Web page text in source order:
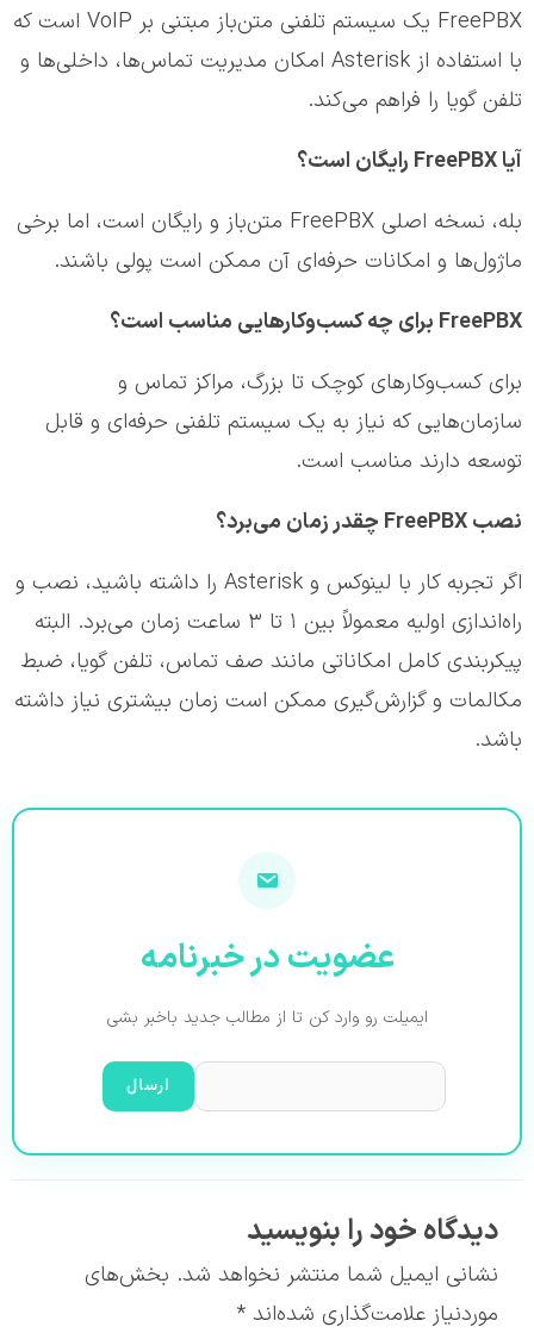
FreePBX یک سیستم تلفنی متن‌باز مبتنی بر VoIP است که
با استفاده از Asterisk امکان مدیریت تماس‌ها، داخلی‌ها و
تلفن گویا را فراهم می‌کند.
آیا FreePBX رایگان است؟
بله، نسخه اصلی FreePBX متن‌باز و رایگان است، اما برخی
ماژول‌ها و امکانات حرفه‌ای آن ممکن است پولی باشند.
FreePBX برای چه کسب‌وکارهایی مناسب است؟
برای کسب‌وکارهای کوچک تا بزرگ، مراکز تماس و
سازمان‌هایی که نیاز به یک سیستم تلفنی حرفه‌ای و قابل
توسعه دارند مناسب است.
نصب FreePBX چقدر زمان می‌برد؟
اگر تجربه کار با لینوکس و Asterisk را داشته باشید، نصب و
راه‌اندازی اولیه معمولاً بین ۱ تا ۳ ساعت زمان می‌برد. البته
پیکربندی کامل امکاناتی مانند صف تماس، تلفن گویا، ضبط
مکالمات و گزارش‌گیری ممکن است زمان بیشتری نیاز داشته
باشد.
عضویت در خبرنامه
ایمیلت رو وارد کن تا از مطالب جدید باخبر بشی
دیدگاه‌ خود را بنویسید
نشانی ایمیل شما منتشر نخواهد شد. بخش‌های
موردنیاز علامت‌گذاری شده‌اند *